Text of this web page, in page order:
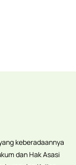
keberadaannya
dan Hak Asasi